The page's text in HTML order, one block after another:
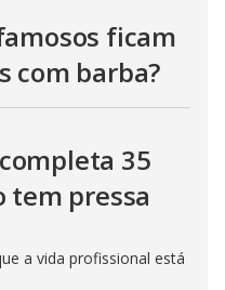
ficam
com barba?
35
tem pressa
a vida profissional está